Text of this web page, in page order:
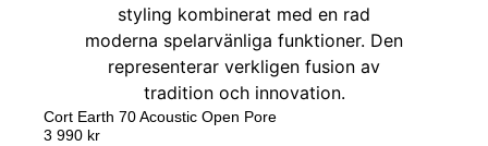
Cort Earth 70 Acoustic Open Pore
3 990 kr